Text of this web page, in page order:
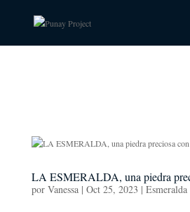
LA ESMERALDA, una piedra
por Vanessa| Oct 25, 2023 | Esmeralda